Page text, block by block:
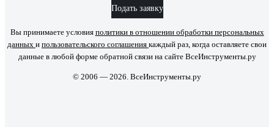
Подать заявку
Вы принимаете условия политики в отношении обработки персональных
данных и пользовательского соглашения каждый раз, когда оставляете свои
данные в любой форме обратной связи на сайте ВсеИнструменты.ру
© 2006 — 2026. ВсеИнструменты.ру